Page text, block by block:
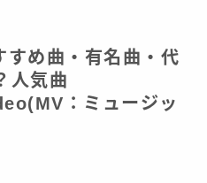
め曲・有名曲・代
人気曲
：ミュージッ